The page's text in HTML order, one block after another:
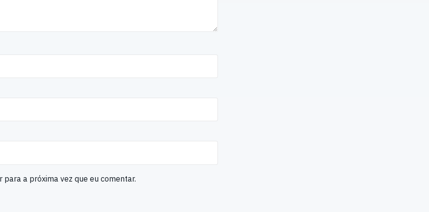
a próxima vez que eu comentar.